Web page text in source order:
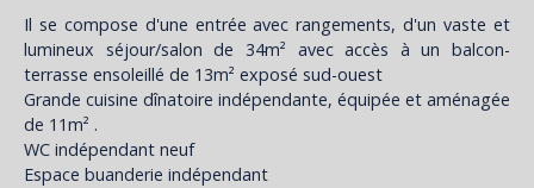
Il se compose d'une entrée avec rangements, d'un vaste et
lumineux séjour/salon de 34m² avec accès à un balcon-
terrasse ensoleillé de 13m² exposé sud-ouest
Grande cuisine dînatoire indépendante, équipée et aménagée
de 11m² .
WC indépendant neuf
Espace buanderie indépendant